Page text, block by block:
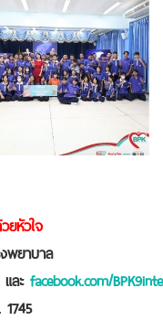
ยหัวใจ
พยาบาล
และ facebook.com/